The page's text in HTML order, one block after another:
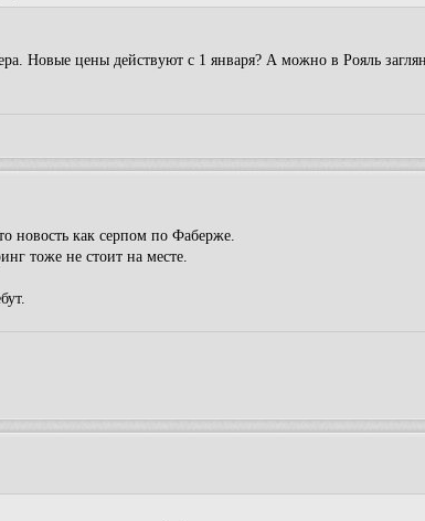
Новые цены действуют с 1 января? А можно в Рояль
новость как серпом по Фаберже.
тоже не стоит на месте.